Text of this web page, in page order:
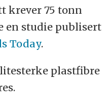
krever 75 tonn
en studie publisert
Today.
plastfibre